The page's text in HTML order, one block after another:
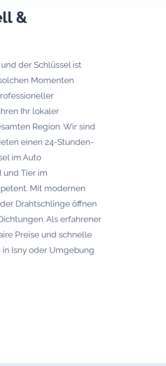
&
der Schlüssel ist
Momenten
Ihr lokaler
Region. Wir sind
einen 24-Stunden-
im Auto
und Tier im
Mit modernen
Drahtschlinge öffnen
Als erfahrener
Preise und schnelle
in Isny oder Umgebung